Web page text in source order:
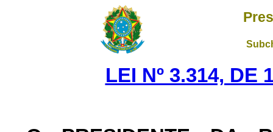
LEI Nº 3.314, DE